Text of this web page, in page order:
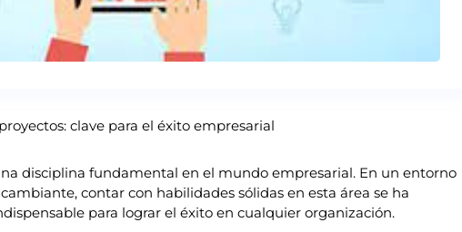
clave para el éxito empresarial
disciplina fundamental en el mundo empresarial. En un entorno
contar con habilidades sólidas en esta área se ha
para lograr el éxito en cualquier organización.